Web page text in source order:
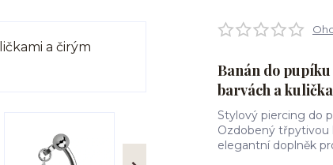
Banán do
barvách a
Stylový piercing do
Ozdobený třpytivou
elegantní doplněk